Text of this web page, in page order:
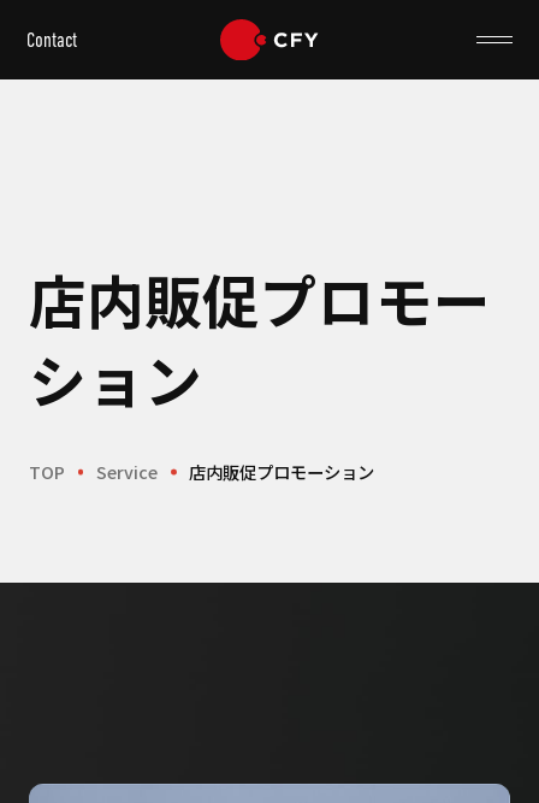
Contact
店内販促プロモー
ション
TOP Service 店内販促プロモーション